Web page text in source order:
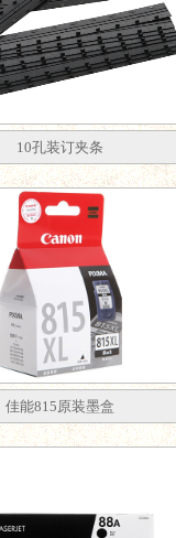
10孔装订夹条
佳能815原装墨盒